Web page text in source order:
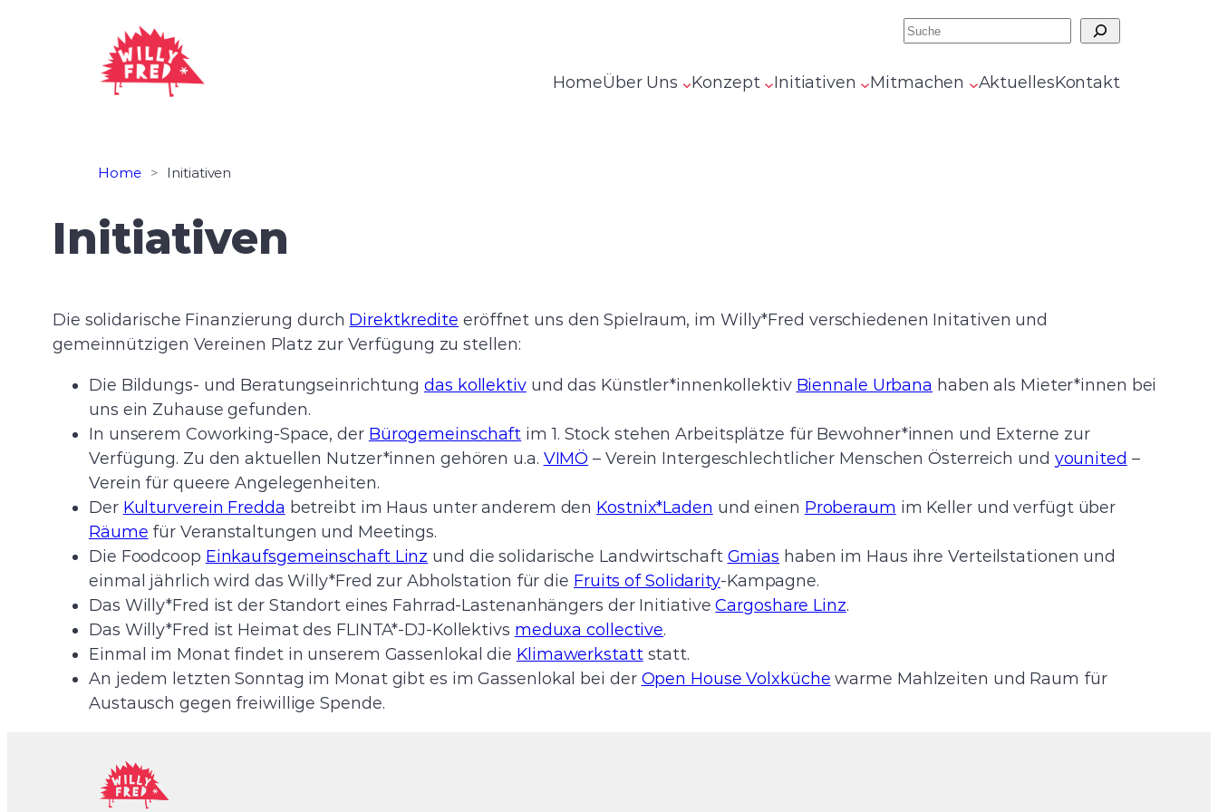
Suchen
HomeÜber Uns Konzept Initiativen Mitmachen AktuellesKontakt
Home > Initiativen
Initiativen
Die solidarische Finanzierung durch Direktkredite eröffnet uns den Spielraum, im Willy*Fred verschiedenen Initativen und
gemeinnützigen Vereinen Platz zur Verfügung zu stellen:
Die Bildungs- und Beratungseinrichtungdas kollektivund das Künstler*innenkollektiv Biennale Urbana haben als Mieter*innen bei
uns ein Zuhause gefunden.
In unserem Coworking-Space, der Bürogemeinschaft im 1. Stock stehen Arbeitsplätze für Bewohner*innen und Externe zur
Verfügung. Zu den aktuellen Nutzer*innen gehören u.a. VIMÖ – Verein Intergeschlechtlicher Menschen Österreich und younited –
Verein für queere Angelegenheiten.
Der Kulturverein Fredda betreibt im Haus unter anderem den Kostnix*Laden und einen Proberaum im Keller und verfügt über
Räume für Veranstaltungen und Meetings.
Die Foodcoop Einkaufsgemeinschaft Linz und die solidarische Landwirtschaft Gmias haben im Haus ihre Verteilstationen und
einmal jährlich wird das Willy*Fred zur Abholstation für die Fruits of Solidarity-Kampagne.
Das Willy*Fred ist der Standort eines Fahrrad-Lastenanhängers der InitiativeCargoshare Linz.
Das Willy*Fred ist Heimat des FLINTA*-DJ-Kollektivs meduxa collective.
Einmal im Monat findet in unserem Gassenlokal die Klimawerkstattstatt.
An jedem letzten Sonntag im Monat gibt es im Gassenlokal bei der Open House Volxküche warme Mahlzeiten und Raum für
Austausch gegen freiwillige Spende.